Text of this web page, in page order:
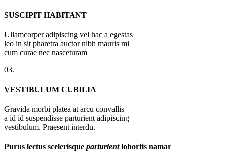
SUSCIPIT HABITANT
Ullamcorper adipiscing vel hac a egestas
leo in sit pharetra auctor nibh mauris mi
cum curae nec nasceturam
03.
VESTIBULUM CUBILIA
Gravida morbi platea at arcu convallis
a id id suspendisse parturient adipiscing
vestibulum. Praesent interdu.
Purus lectus scelerisque parturientlobortis namar